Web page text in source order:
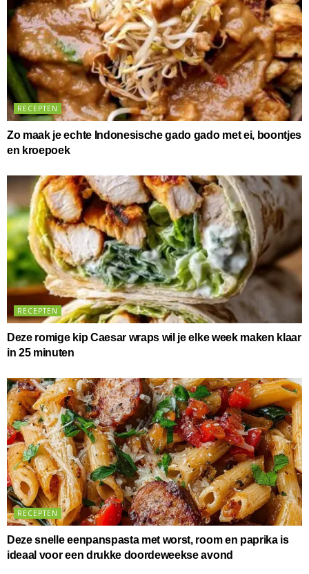
RECEPTEN
Zo maak je echte Indonesische gado gado met ei, boontjes
en kroepoek
RECEPTEN
Deze romige kip Caesar wraps wil je elke week maken klaar
in 25 minuten
RECEPTEN
Deze snelle eenpanspasta met worst, room en paprika is
ideaal voor een drukke doordeweekse avond